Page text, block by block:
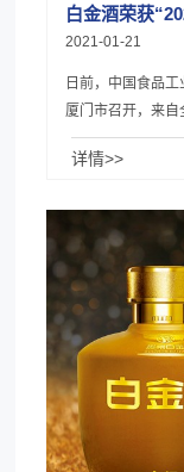
白金酒荣获
2021-01-21
日前，中国食品
厦门市召开，来自
详情>>